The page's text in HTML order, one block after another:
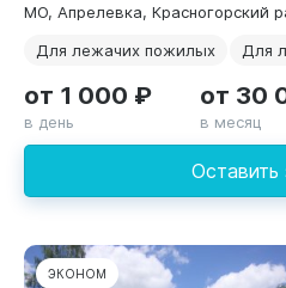
МО, Апрелевка, Красногорский
Для лежачих пожилых
Для
Оставить
от 1 000 ₽
в день
от 30
в месяц
ЭКОНОМ